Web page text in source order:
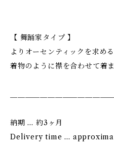
【 舞踊家タイプ 】
よりオーセンティックを求める
着物のように襟を合わせて着ま
納期 … 約3ヶ月
Delivery time …